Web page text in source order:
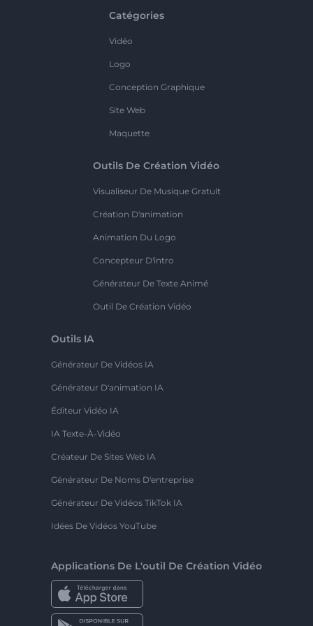
Catégories
Vidéo
Logo
Conception Graphique
Site Web
Maquette
Outils De Création Vidéo
Visualiseur De Musique Gratuit
Création D'animation
Animation Du Logo
Concepteur D'intro
Générateur De Texte Animé
Outil De Création Vidéo
Outils IA
Générateur De Vidéos IA
Générateur D'animation IA
Éditeur Vidéo IA
IA Texte-À-Vidéo
Créateur De Sites Web IA
Générateur De Noms D'entreprise
Générateur De Vidéos TikTok IA
Idées De Vidéos YouTube
Applications De L'outil De Création Vidéo